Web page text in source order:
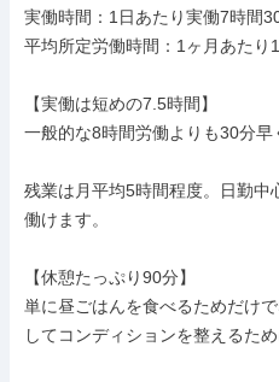
実働時間：1日あたり実働7時間
平均所定労働時間：1ヶ月あたり
【実働は短めの7.5時間】
一般的な8時間労働よりも30分早
残業は月平均5時間程度。日勤中
働けます。
【休憩たっぷり90分】
単に昼ごはんを食べるためだけ
してコンディションを整えるた